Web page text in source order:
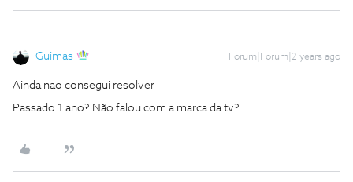
Guimas Forum|Forum|2 years ago
Ainda nao consegui resolver
Passado 1 ano? Não falou com a marca da tv?